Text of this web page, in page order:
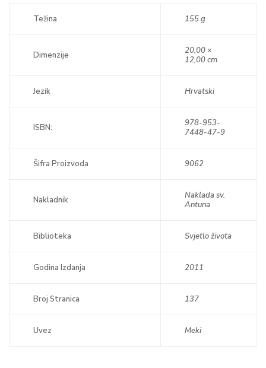
Težina 155 g
Dimenzije
20,00 ×
12,00 cm
Jezik Hrvatski
ISBN:
978-953-
7448-47-9
Šifra Proizvoda 9062
Nakladnik
Naklada sv.
Antuna
Biblioteka Svjetlo života
Godina Izdanja 2011
Broj Stranica 137
Uvez Meki